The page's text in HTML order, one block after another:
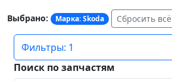
Выбрано: Марка: Skoda Сбросить всё
Фильтры: 1
Поиск по запчастям